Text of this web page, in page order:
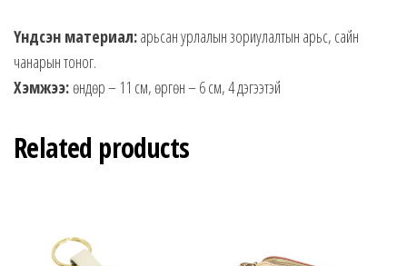
Үндсэн материал:арьсан урлалын зориулалтын арьс, сайн
чанарын тоног.
Хэмжээ:өндөр – 11 см, өргөн – 6 см, 4 дэгээтэй
Related products